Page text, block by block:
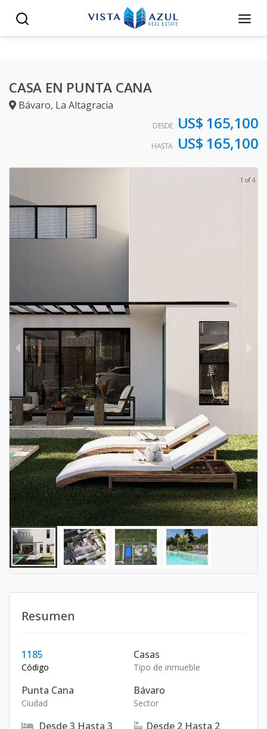
CASA EN PUNTA CANA
Bávaro, La Altagracia
DESDE US$ 165,100
HASTA US$ 165,100
1 of 4
Resumen
1185
Código
Casas
Tipo de inmueble
Punta Cana
Ciudad
Bávaro
Sector
Desde3 Hasta 3 Desde 2 Hasta 2